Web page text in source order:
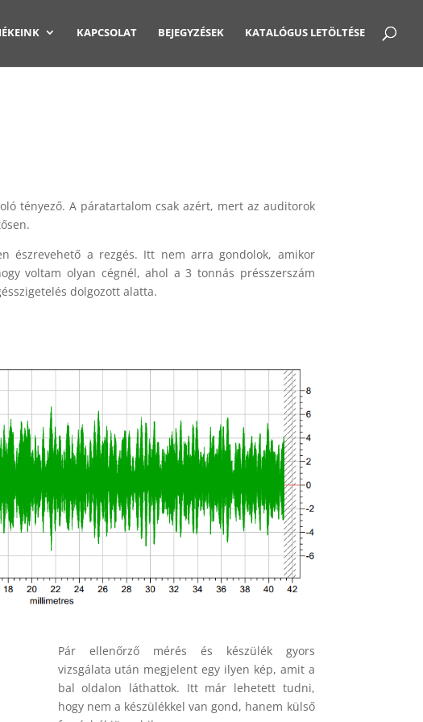
KAPCSOLAT BEJEGYZÉSEK KATALÓGUS LETÖLTÉSE
tényező. A páratartalom csak azért, mert az auditorok
észrevehető a rezgés. Itt nem arra gondolok, amikor
voltam olyan cégnél, ahol a 3 tonnás présszerszám
dolgozott alatta.
Pár ellenőrző mérés és készülék gyors
vizsgálata után megjelent egy ilyen kép, amit a
bal oldalon láthattok. Itt már lehetett tudni,
hogy nem a készülékkel van gond, hanem külső